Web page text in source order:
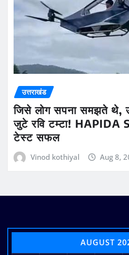
उत्तराखंड
जिसे लोग सपना समझते
जुटे रवि टम्टा! HAPIDA
टेस्ट सफल
Vinod kothiyal Aug 8,
AUGUST